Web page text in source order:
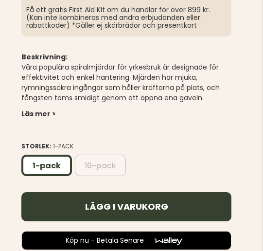
Få ett gratis First Aid Kit om du handlar för över 899 kr.
(Kan inte kombineras med andra erbjudanden eller
rabattkoder) *Gäller ej skärbrädor och presentkort
Beskrivning:
Våra populära spiralmjärdar för yrkesbruk är designade för
effektivitet och enkel hantering. Mjärden har mjuka,
rymningssäkra ingångar som håller kräftorna på plats, och
fångsten töms smidigt genom att öppna ena gaveln.
Läs mer >
STORLEK:1-PACK
1-pack 10-pack
LÄGG I VARUKORG
Köp nu - Betala Senare